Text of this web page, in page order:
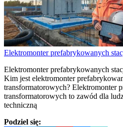
Elektromonter prefabrykowanych
Elektromonter prefabrykowanych
Kim jest elektromonter
transformatorowych? Elektromonter
transformatorowych to zawód dla
techniczną
Podziel się: